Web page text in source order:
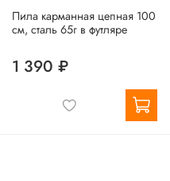
Пила карманная цепная 100
см, сталь 65г в футляре
1 390 ₽